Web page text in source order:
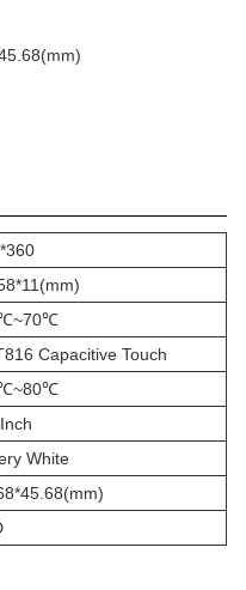
Capacitive Touch
White